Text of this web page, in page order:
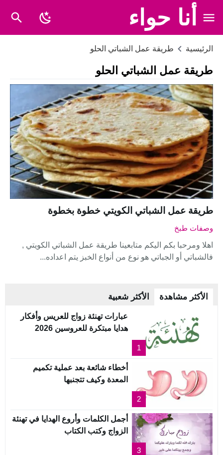
أنا حواء
الرئيسية طريقة عمل الشباتي الحلو
طريقة عمل الشباتي الحلو
طريقة عمل الشباتي الكويتي خطوة بخطوة
وصفات طبخ
اهلا ومرحبا بكم اليكم متابعينا طريقة عمل الشباتي الكويتي ,
فالشباتي أو الجباتي هو نوع من أنواع الخبز يتم اعداده...
الأكثر مشاهدة الأكثر شعبية
1
عبارات تهنئة زواج للعريس وأفكار
هدايا مبتكرة للعروسين 2026
2
أخطاء شائعة بعد عملية تكميم
المعدة وكيف تتجنبها
3
أجمل الكلمات وأروع الهدايا في تهنئة
الزواج وكتب الكتاب